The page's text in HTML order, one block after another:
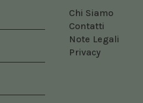
Chi Siamo
Contatti
Note Legali
Privacy